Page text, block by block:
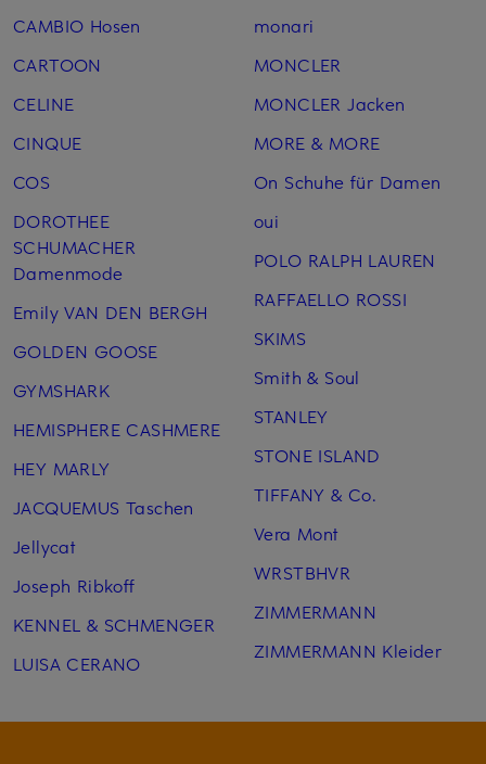
CAMBIO Hosen
CARTOON
CELINE
CINQUE
COS
DOROTHEE
SCHUMACHER
Damenmode
Emily VAN DEN BERGH
GOLDEN GOOSE
GYMSHARK
HEMISPHERE CASHMERE
HEY MARLY
JACQUEMUS Taschen
Jellycat
Joseph Ribkoff
KENNEL & SCHMENGER
LUISA CERANO
monari
MONCLER
MONCLER Jacken
MORE & MORE
On Schuhe für Damen
oui
POLO RALPH LAUREN
RAFFAELLO ROSSI
SKIMS
Smith & Soul
STANLEY
STONE ISLAND
TIFFANY & Co.
Vera Mont
WRSTBHVR
ZIMMERMANN
ZIMMERMANN Kleider